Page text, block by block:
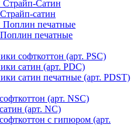
Страйп-Сатин
сатин
Поплин печатные
печатные
софткоттон (арт. PSC)
сатин (арт. PDC)
сатин печатные (арт. PDST)
(арт. NSC)
(арт. NC)
с гипюром (арт.